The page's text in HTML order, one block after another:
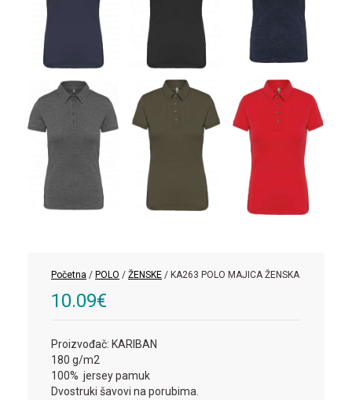
Početna / POLO / ŽENSKE / KA263 POLO MAJICA ŽENSKA
10.09€
Proizvođač: KARIBAN
180 g/m2
100% jersey pamuk
Dvostruki šavovi na porubima.